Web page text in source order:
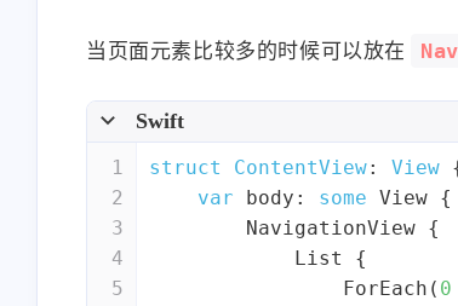
当页面元素比较多的时候可以放在
Swift
1
2
3
4
5
struct ContentView: View
var body: some View {
NavigationView {
List
{
ForEach ( 0